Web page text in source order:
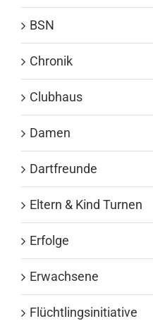
BSN
Chronik
Clubhaus
Damen
Dartfreunde
Eltern & Kind Turnen
Erfolge
Erwachsene
Flüchtlingsinitiative